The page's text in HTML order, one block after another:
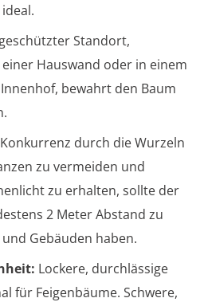
Standort,
Hauswand oder in einem
bewahrt den Baum
durch die Wurzeln
zu vermeiden und
zu erhalten, sollte der
2 Meter Abstand zu
Gebäuden haben.
Lockere, durchlässige
für Feigenbäume. Schwere,